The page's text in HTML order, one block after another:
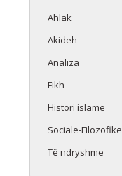
Ahlak
Akideh
Analiza
Fikh
Histori islame
Sociale-Filozofike
Të ndryshme